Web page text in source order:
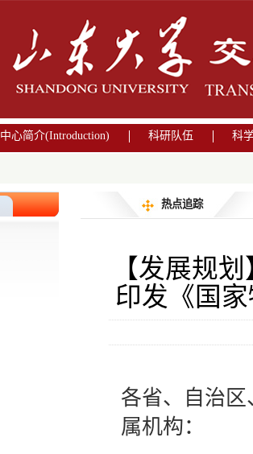
中心简介(Introduction) 科研队伍 科
热点追踪
【发展规
印发《国
各省、自治
属机构：